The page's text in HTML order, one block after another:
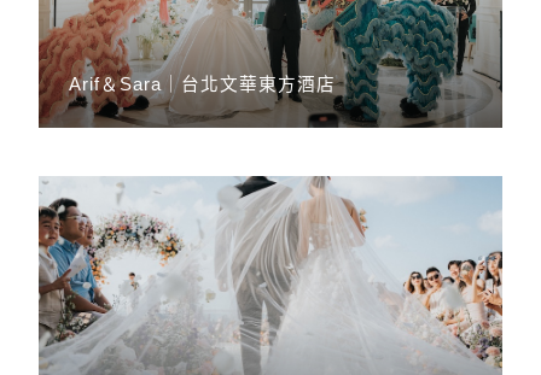
Arif＆Sara｜台北文華東方酒店